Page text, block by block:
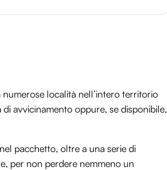
località nell’intero territorio
avvicinamento oppure, se disponibile,
pacchetto, oltre a una serie di
per non perdere nemmeno un